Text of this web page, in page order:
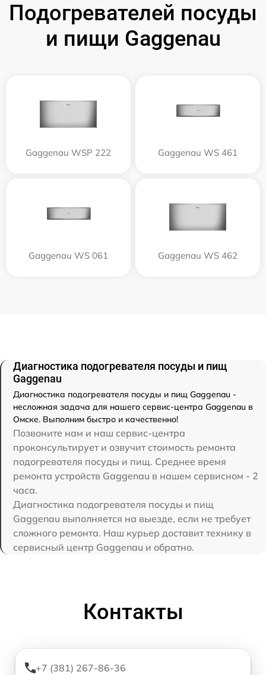
Подогревателей посуды
и пищи Gaggenau
Gaggenau WSP 222 Gaggenau WS 461
Gaggenau WS 061 Gaggenau WS 462
Диагностика подогревателя посуды и пищ
Gaggenau
Диагностика подогревателя посуды и пищ Gaggenau -
несложная задача для нашего сервис-центра Gaggenau в
Омске. Выполним быстро и качественно!
Позвоните нам и наш сервис-центра
проконсультирует и озвучит стоимость ремонта
подогревателя посуды и пищ. Среднее время
ремонта устройств Gaggenau в нашем сервисном - 2
часа.
Диагностика подогревателя посуды и пищ
Gaggenau выполняется на выезде, если не требует
сложного ремонта. Наш курьер доставит технику в
сервисный центр Gaggenau и обратно.
Контакты
+7 (381) 267-86-36